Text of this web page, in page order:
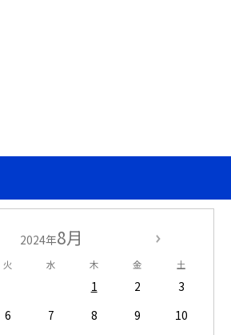
2024年8月
火 水 木 金 土
1 2
3
6 7 8 9
10